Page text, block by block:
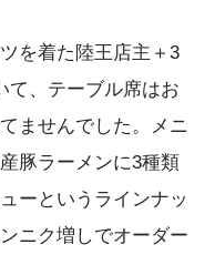
を着た陸王店主＋3
て、テーブル席はお
ませんでした。メニ
豚ラーメンに3種類
ーというラインナッ
ニク増しでオーダー